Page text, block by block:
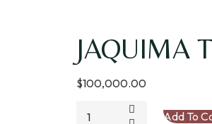
JAQUIMA
$100,000.00
Add To